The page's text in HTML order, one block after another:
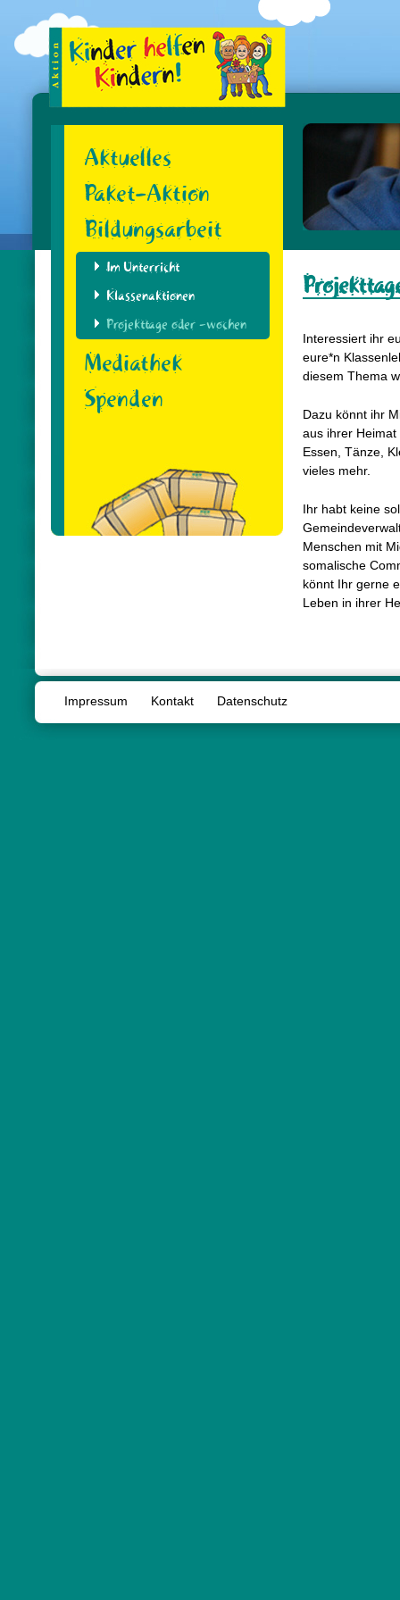
content
Aktuelles
Paket-Aktion
Bildungsarbeit
Im Unterricht
Klassenaktionen
Projekttage oder -wochen
Mediathek
Spenden
Interessiert ihr
eure*n
diesem Thema
Dazu könnt ihr
aus ihrer
Essen, Tänze,
vieles mehr.
Ihr habt keine
Menschen mit
somalische
könnt Ihr gerne
Leben in ihrer
Impressum Kontakt Datenschutz